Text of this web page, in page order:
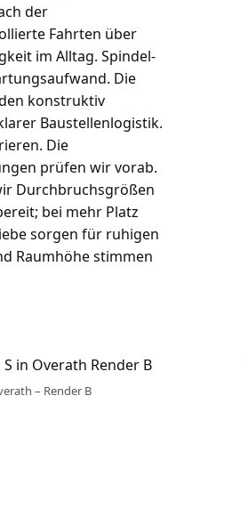
der
Fahrten über
im Alltag. Spindel-
Die
konstruktiv
Baustellenlogistik.
Die
prüfen wir vorab.
Durchbruchsgrößen
bei mehr Platz
sorgen für ruhigen
Raumhöhe stimmen
– Render B